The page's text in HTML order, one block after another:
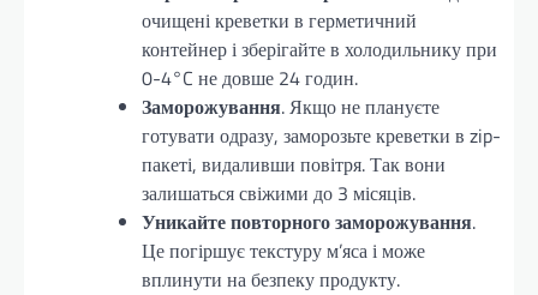
очищені креветки в герметичний
контейнер і зберігайте в холодильнику при
0-4°C не довше 24 годин.
Заморожування. Якщо не плануєте
готувати одразу, заморозьте креветки в zip-
пакеті, видаливши повітря. Так вони
залишаться свіжими до 3 місяців.
Уникайте повторного заморожування.
Це погіршує текстуру м’яса і може
вплинути на безпеку продукту.